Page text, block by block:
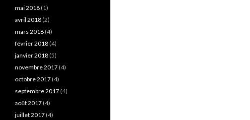
mai 2018 (1)
avril 2018 (2)
mars 2018 (4)
février 2018 (4)
janvier 2018 (5)
novembre 2017 (4)
octobre 2017 (4)
septembre 2017 (4)
août 2017 (4)
juillet 2017 (4)